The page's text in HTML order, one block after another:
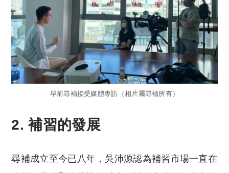
早前尋補接受媒體專訪（相片屬尋補所有）
2. 補習的發展
尋補成立至今已八年，吳沛源認為補習市場一直在